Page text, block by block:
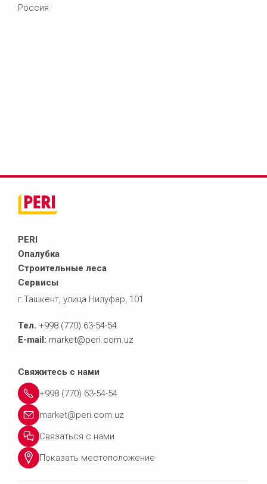
Россия
PERI
Опалубка
Строительные леса
Сервисы
г.Ташкент, улица Нилуфар, 101
Тел. +998 (770) 63-54-54
E-mail: market@peri.com.uz
Свяжитесь с нами
+998 (770) 63-54-54
market@peri.com.uz
Связаться с нами
Показать местоположение